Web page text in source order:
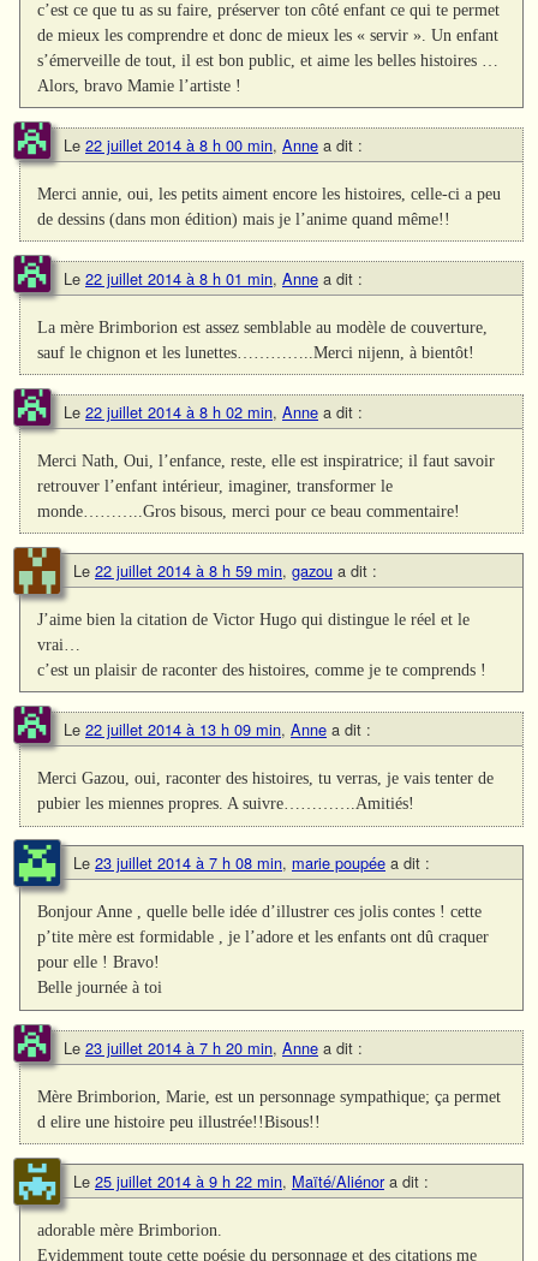
c’est ce que tu as su faire, préserver ton côté enfant ce qui te permet
de mieux les comprendre et donc de mieux les « servir ». Un enfant
s’émerveille de tout, il est bon public, et aime les belles histoires …
Alors, bravo Mamie l’artiste !
Le 22 juillet 2014 à 8 h 00 min, Anne a dit :
Merci annie, oui, les petits aiment encore les histoires, celle-ci a peu
de dessins (dans mon édition) mais je l’anime quand même!!
Le 22 juillet 2014 à 8 h 01 min, Anne a dit :
La mère Brimborion est assez semblable au modèle de couverture,
sauf le chignon et les lunettes…………..Merci nijenn, à bientôt!
Le 22 juillet 2014 à 8 h 02 min, Anne a dit :
Merci Nath, Oui, l’enfance, reste, elle est inspiratrice; il faut savoir
retrouver l’enfant intérieur, imaginer, transformer le
monde………..Gros bisous, merci pour ce beau commentaire!
Le 22 juillet 2014 à 8 h 59 min, gazou a dit :
J’aime bien la citation de Victor Hugo qui distingue le réel et le
vrai…
c’est un plaisir de raconter des histoires, comme je te comprends !
Le 22 juillet 2014 à 13 h 09 min, Anne a dit :
Merci Gazou, oui, raconter des histoires, tu verras, je vais tenter de
pubier les miennes propres. A suivre………….Amitiés!
Le 23 juillet 2014 à 7 h 08 min, marie poupée a dit :
Bonjour Anne , quelle belle idée d’illustrer ces jolis contes ! cette
p’tite mère est formidable , je l’adore et les enfants ont dû craquer
pour elle ! Bravo!
Belle journée à toi
Le 23 juillet 2014 à 7 h 20 min, Anne a dit :
Mère Brimborion, Marie, est un personnage sympathique; ça permet
d elire une histoire peu illustrée!!Bisous!!
Le 25 juillet 2014 à 9 h 22 min, Maïté/Aliénor a dit :
adorable mère Brimborion.
Evidemment toute cette poésie du personnage et des citations me